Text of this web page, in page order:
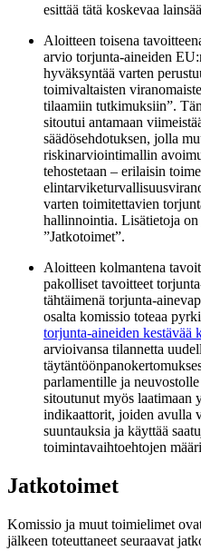
esittää tätä koskevaa
Aloitteen toisena
arvio torjunta-aineiden
hyväksyntää varten
toimivaltaisten
tilaamiin tutkimuksiin”.
sitoutui antamaan
säädösehdotuksen, jolla
riskinarviointimallin
tehostetaan – erilaisin
varten toimitettavien
hallinnointia. Lisätietoja on
”Jatkotoimet”.
Aloitteen kolmantena
pakolliset tavoitteet
tähtäimenä torjunta-
osalta komissio toteaa
torjunta-aineiden kestävää
arvioivansa tilannetta
parlamentille ja
sitoutunut myös laatimaan
indikaattorit, joiden avulla
suuntauksia ja käyttää
toimintavaihtoehtojen
Jatkotoimet
Komissio ja muut toimielimet
jälkeen toteuttaneet seuraavat